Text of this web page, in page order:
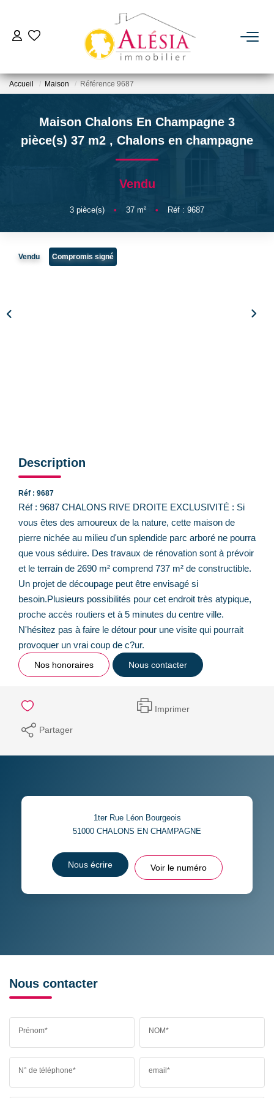
ACHETER
BIENS VENDUS / LOUÉS
NOTRE AGENCE
Accueil Maison Référence 9687
Maison Chalons En Champagne 3
pièce(s) 37 m2 , Chalons en champagne
Vendu
3 pièce(s) • 37 m² • Réf : 9687
Vendu Compromis signé
Description
Réf : 9687
Réf : 9687 CHALONS RIVE DROITE EXCLUSIVITÉ : Si
vous êtes des amoureux de la nature, cette maison de
pierre nichée au milieu d'un splendide parc arboré ne pourra
que vous séduire. Des travaux de rénovation sont à prévoir
et le terrain de 2690 m² comprend 737 m² de constructible.
Un projet de découpage peut être envisagé si
besoin.Plusieurs possibilités pour cet endroit très atypique,
proche accès routiers et à 5 minutes du centre ville.
N'hésitez pas à faire le détour pour une visite qui pourrait
provoquer un vrai coup de c?ur.
Nos honoraires Nous contacter
Imprimer
Partager
1ter Rue Léon Bourgeois
51000 CHALONS EN CHAMPAGNE
Nous écrire Voir le numéro
Nous contacter
Prénom* NOM*
N° de téléphone* email*